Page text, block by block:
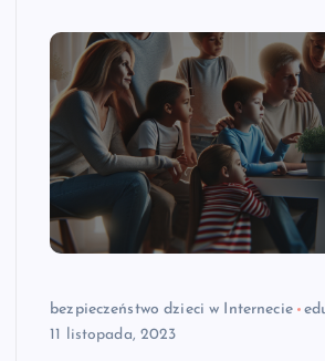
bezpieczeństwo dzieci w Internecie
11 listopada, 2023